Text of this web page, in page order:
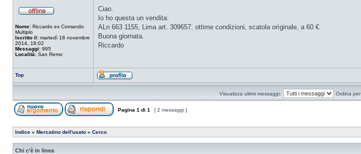
Nome: Riccardo ex Comando
Multiplo
Iscritto il: martedì 18 novembre
2014, 18:02
Messaggi: 995
Località: San Remo
Ciao.
Io ho questa un vendita:
ALn 663 1155, Lima art. 309657, ottime condizioni, scatola orìginale, a 60 €.
Buona giornata.
Riccardo
Top
Visualizza ultimi messaggi: Ordina per
Pagina 1 di 1 [ 2 messaggi ]
Indice » Mercatino dell'usato » Cerco
Chi c’è in linea